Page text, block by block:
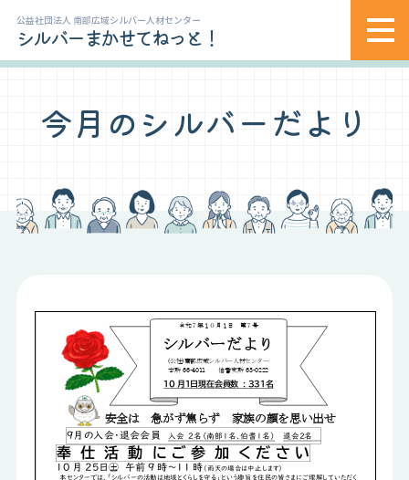
公益社団法人 南部広域シルバー人材センター
シルバーまかせてねっと！
今月のシルバーだより